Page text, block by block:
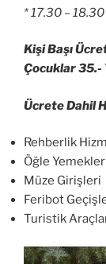
* 17.30 –
Kişi Başı
Çocuklar 35.-
Ücrete Dahil
Rehberlik
Öğle
Müze Girişleri
Feribot
Turistik